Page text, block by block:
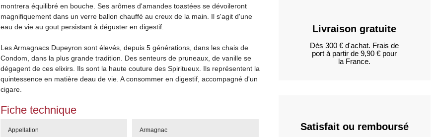
montrera équilibré en bouche. Ses arômes d'amandes toastées se dévoileront
magnifiquement dans un verre ballon chauffé au creux de la main. Il s'agit d'une
eau de vie au gout persistant à déguster en digestif.
Les Armagnacs Dupeyron sont élevés, depuis 5 générations, dans les chais de
Condom, dans la plus grande tradition. Des senteurs de pruneaux, de vanille se
dégagent de ces elixirs. Ils sont la haute couture des Spiritueux. Ils représentent la
quintessence en matière deau de vie. A consommer en digestif, accompagné d'un
cigare.
Fiche technique
Appellation Armagnac
Livraison gratuite
Dès 300 € d'achat. Frais de
port à partir de 9,90 € pour
la France.
Satisfait ou remboursé